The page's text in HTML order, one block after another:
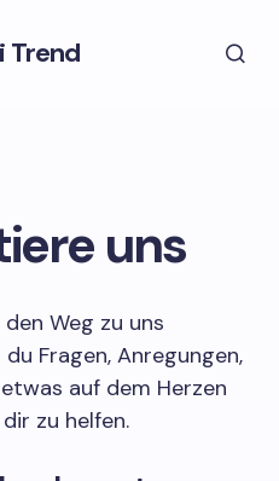
Trend
uns
Weg zu uns
Fragen, Anregungen,
auf dem Herzen
zu helfen.